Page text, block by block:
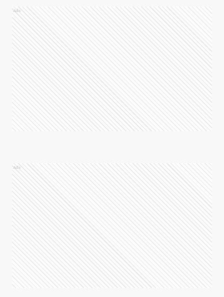
Ads
Ads